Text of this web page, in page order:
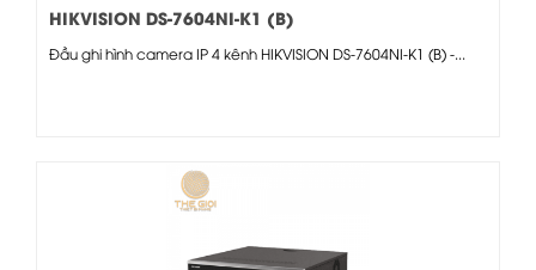
HIKVISION DS-7604NI-K1 (B)
Đầu ghi hình camera IP 4 kênh HIKVISION DS-7604NI-K1 (B) -...